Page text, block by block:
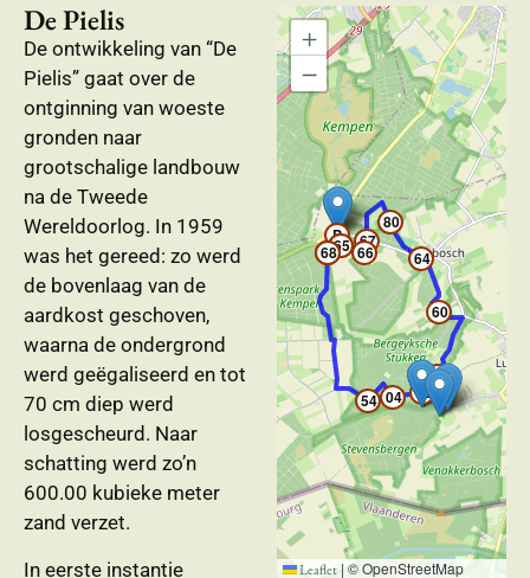
De Pielis
De ontwikkeling van “De
Pielis” gaat over de
ontginning van woeste
gronden naar
grootschalige landbouw
na de Tweede
Wereldoorlog. In 1959
was het gereed: zo werd
de bovenlaag van de
aardkost geschoven,
waarna de ondergrond
werd geëgaliseerd en tot
70 cm diep werd
losgescheurd. Naar
schatting werd zo’n
600.00 kubieke meter
zand verzet.
In eerste instantie
6865
P
65 66
67
80
64
60
59
06
04
54
68
+
−
Leaflet | © OpenStreetMap